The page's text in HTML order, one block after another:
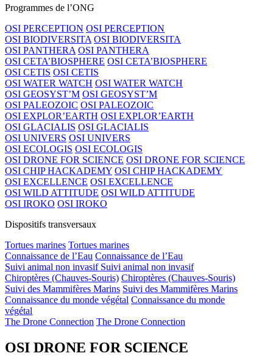
Programmes de l’ONG
OSI PERCEPTION OSI PERCEPTION
OSI BIODIVERSITA OSI BIODIVERSITA
OSI PANTHERA OSI PANTHERA
OSI CETA’BIOSPHERE OSI CETA’BIOSPHERE
OSI CETIS OSI CETIS
OSI WATER WATCH OSI WATER WATCH
OSI GEOSYST’M OSI GEOSYST’M
OSI PALEOZOIC OSI PALEOZOIC
OSI EXPLOR’EARTH OSI EXPLOR’EARTH
OSI GLACIALIS OSI GLACIALIS
OSI UNIVERS OSI UNIVERS
OSI ECOLOGIS OSI ECOLOGIS
OSI DRONE FOR SCIENCE OSI DRONE FOR SCIENCE
OSI CHIP HACKADEMY OSI CHIP HACKADEMY
OSI EXCELLENCE OSI EXCELLENCE
OSI WILD ATTITUDE OSI WILD ATTITUDE
OSI IROKO OSI IROKO
Dispositifs transversaux
Tortues marines Tortues marines
Connaissance de l’Eau Connaissance de l’Eau
Suivi animal non invasif Suivi animal non invasif
Chiroptères (Chauves-Souris) Chiroptères (Chauves-Souris)
Suivi des Mammifères Marins Suivi des Mammifères Marins
Connaissance du monde végétal Connaissance du monde
végétal
The Drone Connection The Drone Connection
OSI DRONE FOR SCIENCE